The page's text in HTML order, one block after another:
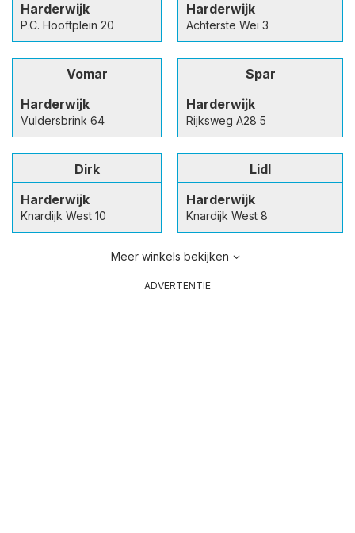
Harderwijk
P.C. Hooftplein 20
Harderwijk
Achterste Wei 3
Vomar
Harderwijk
Vuldersbrink 64
Spar
Harderwijk
Rijksweg A28 5
Dirk
Harderwijk
Knardijk West 10
Lidl
Harderwijk
Knardijk West 8
Meer winkels bekijken
ADVERTENTIE